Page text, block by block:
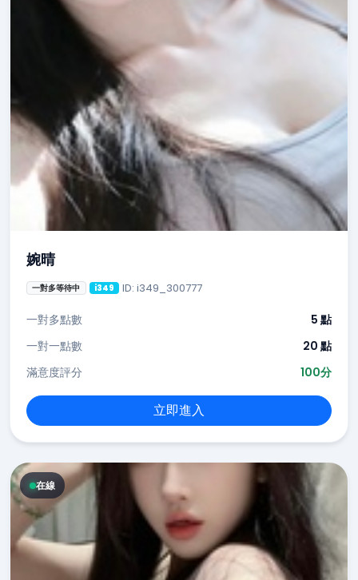
婉晴
一對多等待中 i349 ID: i349_300777
一對多點數
5 點
一對一點數
20 點
滿意度評分
100分
立即進入
在線